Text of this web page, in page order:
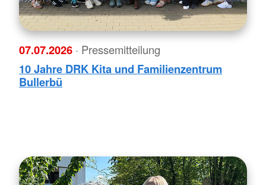
07.07.2026 · Pressemitteilung
10 Jahre DRK Kita und Familienzentrum
Bullerbü